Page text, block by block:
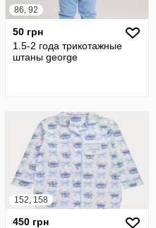
86, 92
50 грн
1.5-2 года трикотажные
штаны george
152, 158
450 грн